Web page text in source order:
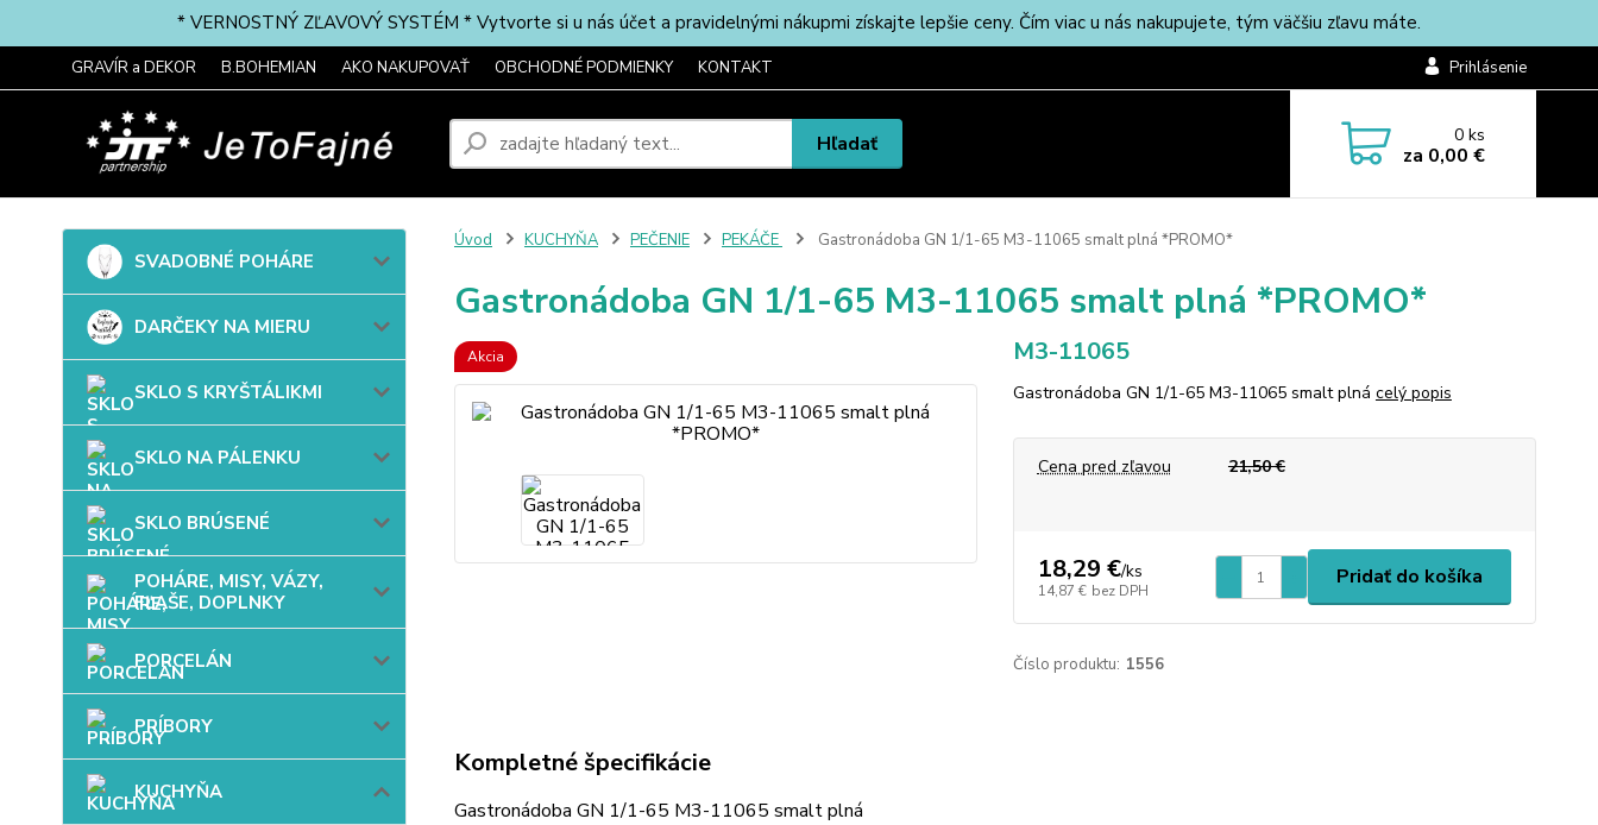
* VERNOSTNÝ ZĽAVOVÝ SYSTÉM * Vytvorte si u nás účet a pravidelnými nákupmi získajte lepšie ceny. Čím viac u nás nakupujete, tým väčšiu zľavu máte.
GRAVÍR a DEKOR B.BOHEMIAN AKO NAKUPOVAŤ OBCHODNÉ PODMIENKY KONTAKT Prihlásenie
Hľadať 0ks
za 0,00 €
SVADOBNÉ POHÁRE
DARČEKY NA MIERU
SKLO S KRYŠTÁLIKMI
SKLO NA PÁLENKU
SKLO BRÚSENÉ
POHÁRE, MISY, VÁZY,
FĽAŠE, DOPLNKY
PORCELÁN
PRÍBORY
KUCHYŇA
Úvod KUCHYŇA PEČENIE PEKÁČE Gastronádoba GN 1/1-65 M3-11065 smalt plná *PROMO*
Gastronádoba GN 1/1-65 M3-11065 smalt plná *PROMO*
Akcia M3-11065
Gastronádoba GN 1/1-65 M3-11065 smalt plná celý popis
Cena pred zľavou 21,50 €
18,29 €/ks
14,87 € bez DPH
Pridať do košíka
Číslo produktu: 1556
Kompletné špecifikácie
Gastronádoba GN 1/1-65 M3-11065 smalt plná